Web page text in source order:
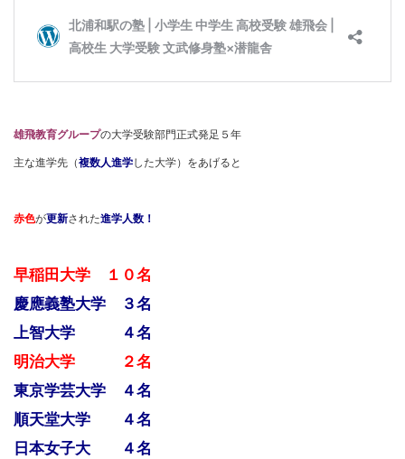
雄飛教育グループの大学受験部門正式発足５年
主な進学先（複数人進学した大学）をあげると
赤色が更新された進学人数！
早稲田大学 １０名
慶應義塾大学 ３名
上智大学 ４名
明治大学 ２名
東京学芸大学 ４名
順天堂大学 ４名
日本女子大 ４名